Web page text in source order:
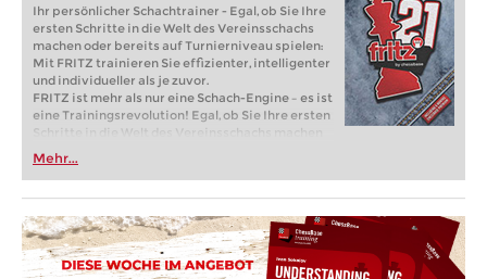
Ihr persönlicher Schachtrainer - Egal, ob Sie Ihre
ersten Schritte in die Welt des Vereinsschachs
machen oder bereits auf Turnierniveau spielen:
Mit FRITZ trainieren Sie effizienter, intelligenter
und individueller als je zuvor.
FRITZ ist mehr als nur eine Schach-Engine – es ist
eine Trainingsrevolution! Egal, ob Sie Ihre ersten
Schritte in die Welt des Vereinsschachs machen
oder bereits auf Turnierniveau spielen: Mit
FRITZ trainieren Sie effizienter, intelligenter und
individueller als je zuvor.
Mehr...